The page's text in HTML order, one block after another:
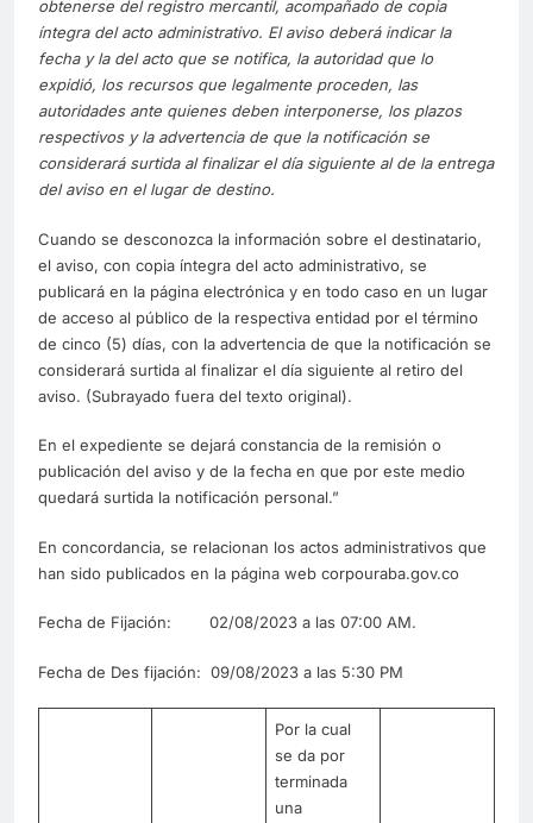
obtenerse del registro mercantil, acompañado de copia
íntegra del acto administrativo. El aviso deberá indicar la
fecha y la del acto que se notifica, la autoridad que lo
expidió, los recursos que legalmente proceden, las
autoridades ante quienes deben interponerse, los plazos
respectivos y la advertencia de que la notificación se
considerará surtida al finalizar el día siguiente al de la entrega
del aviso en el lugar de destino.
Cuando se desconozca la información sobre el destinatario,
el aviso, con copia íntegra del acto administrativo, se
publicará en la página electrónica y en todo caso en un lugar
de acceso al público de la respectiva entidad por el término
de cinco (5) días, con la advertencia de que la notificación se
considerará surtida al finalizar el día siguiente al retiro del
aviso. (Subrayado fuera del texto original).
En el expediente se dejará constancia de la remisión o
publicación del aviso y de la fecha en que por este medio
quedará surtida la notificación personal.”
En concordancia, se relacionan los actos administrativos que
han sido publicados en la página web corpouraba.gov.co
Fecha de Fijación: 02/08/2023 a las 07:00 AM.
Fecha de Des fijación: 09/08/2023 a las 5:30 PM
Por la cual
se da por
terminada
una